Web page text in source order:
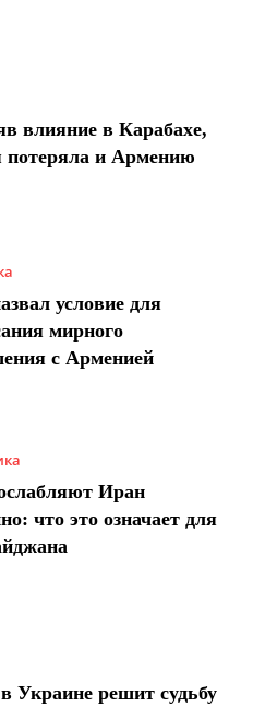
влияние в Карабахе,
потеряла и Армению
условие для
мирного
с Арменией
Иран
что это означает для
Украине решит судьбу